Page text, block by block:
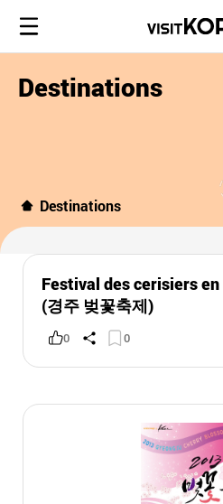
Destinations
Destinations
Festival des cerisiers
(경주 벚꽃축제)
0 0